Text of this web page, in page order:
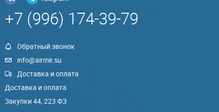
+7 (996) 174-39-79
Обратный звонок
info@airmir.su
Доставка и оплата
Доставка и оплата
Закупки 44, 223 ФЗ